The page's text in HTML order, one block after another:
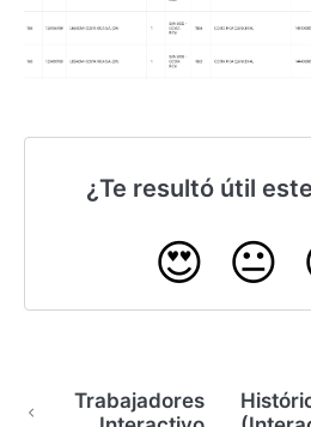
¿Te resultó útil
😍 😐
Trabajadores